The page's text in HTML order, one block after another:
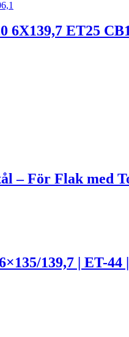
ET25
– För Flak med
139,7 | ET-